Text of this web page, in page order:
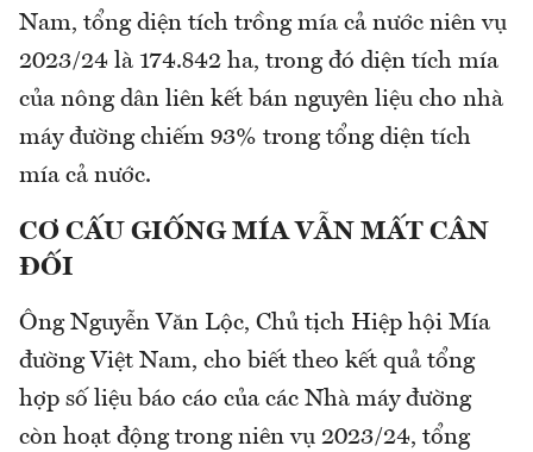
Nam, tổng diện tích trồng mía cả nước niên vụ
2023/24 là 174.842 ha, trong đó diện tích mía
của nông dân liên kết bán nguyên liệu cho nhà
máy đường chiếm 93% trong tổng diện tích
mía cả nước.
CƠ CẤU GIỐNG MÍA VẪN MẤT CÂN
ĐỐI
Ông Nguyễn Văn Lộc, Chủ tịch Hiệp hội Mía
đường Việt Nam, cho biết theo kết quả tổng
hợp số liệu báo cáo của các Nhà máy đường
còn hoạt động trong niên vụ 2023/24, tổng